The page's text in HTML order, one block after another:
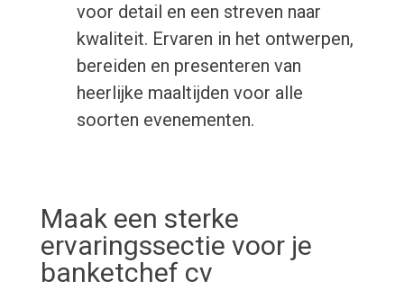
voor detail en een streven naar
kwaliteit. Ervaren in het ontwerpen,
bereiden en presenteren van
heerlijke maaltijden voor alle
soorten evenementen.
Maak een sterke
ervaringssectie voor je
banketchef cv